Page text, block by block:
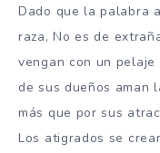
Dado que la palabra
raza,No es de
vengan con un pelaje
de sus dueños aman
más que por sus
Los atigrados se